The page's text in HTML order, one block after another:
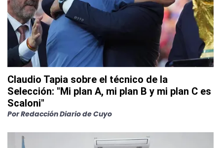
Claudio Tapia sobre el técnico de la
Selección: "Mi plan A, mi plan B y mi plan C es
Scaloni"
PorRedacción Diario de Cuyo